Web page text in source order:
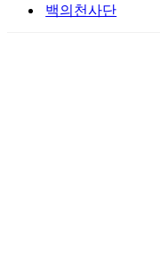
백의천사단